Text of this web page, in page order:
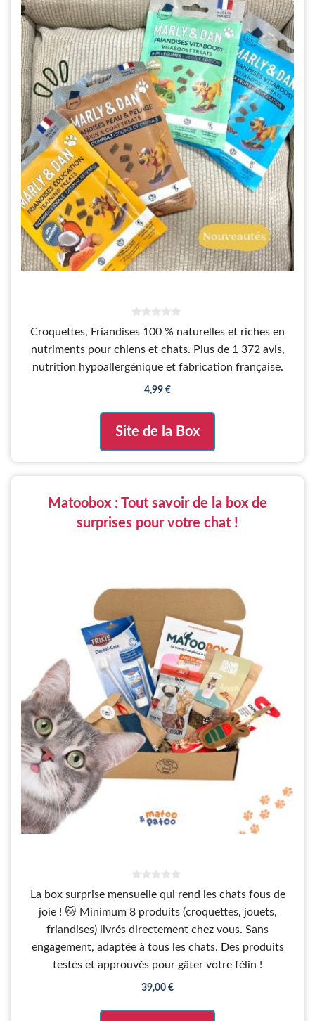
s
r
5
Croquettes, Friandises 100 % naturelles et riches en
nutriments pour chiens et chats. Plus de 1 372 avis,
nutrition hypoallergénique et fabrication française.
4,99 €
Site de la Box
Matoobox : Tout savoir de la box de
surprises pour votre chat !
s
u
r
5
La box surprise mensuelle qui rend les chats fous de
joie ! 🐱 Minimum 8 produits (croquettes, jouets,
friandises) livrés directement chez vous. Sans
engagement, adaptée à tous les chats. Des produits
testés et approuvés pour gâter votre félin !
39,00 €